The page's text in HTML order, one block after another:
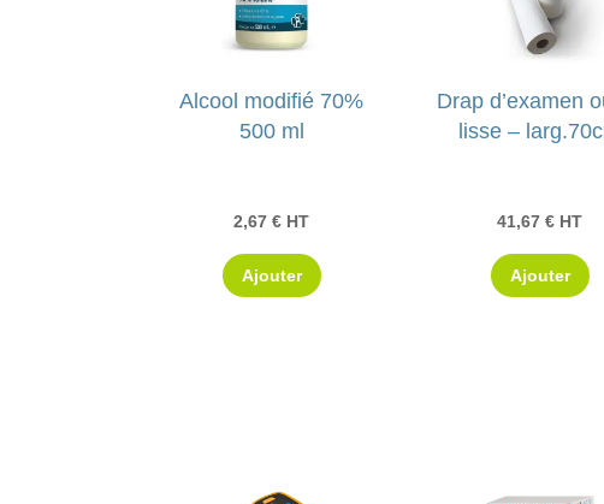
Alcool modifié 70%
500 ml
2,67€ HT
Ajouter
Drap d’examen
lisse –
41,67€ HT
Ajouter